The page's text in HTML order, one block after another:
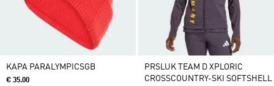
KAPA PARALYMPICSGB
€ 35.00
PRSLUK TEAM D XPLORIC
CROSSCOUNTRY-SKI SOFTSHELL